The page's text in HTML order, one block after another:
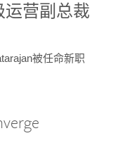
运营副总裁
被任命新职